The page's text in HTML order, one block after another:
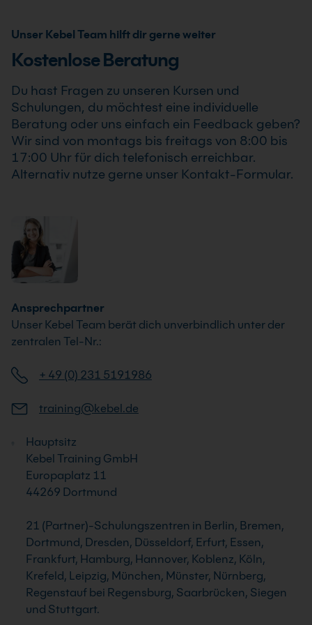
und zuverlässig planen kannst.
Firmenschulung an. Zusätzlich kann die Schulung auch
als Online-Firmenschulung durchgeführt werden.
individuell an die Anforderungen Deines
Unternehmens an.
Unser Kebel Team hilft dir gerne weiter
Kostenlose Beratung
Du hast Fragen zu unseren Kursen und
Schulungen, du möchtest eine individuelle
Beratung oder uns einfach ein Feedback geben?
Wir sind von montags bis freitags von 8:00 bis
17:00 Uhr für dich telefonisch erreichbar.
Alternativ nutze gerne unser Kontakt-Formular.
Ansprechpartner
Unser Kebel Team berät dich unverbindlich unter der
zentralen Tel-Nr.:
+ 49 (0) 231 5191986
training@kebel.de
Hauptsitz
Kebel Training GmbH
Europaplatz 11
44269 Dortmund
21 (Partner)-Schulungszentren in Berlin, Bremen,
Dortmund, Dresden, Düsseldorf, Erfurt, Essen,
Frankfurt, Hamburg, Hannover, Koblenz, Köln,
Krefeld, Leipzig, München, Münster, Nürnberg,
Regenstauf bei Regensburg, Saarbrücken, Siegen
und Stuttgart.